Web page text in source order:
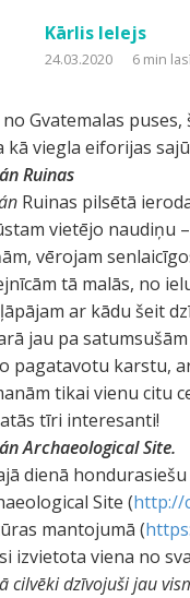
Kārlis Ielejs
24.03.2020 6 min
no Gvatemalas
kā viegla eiforijas
Ruinas
Ruinas pilsētā
vietējo naudiņu
vērojam
tā malās, no
ar kādu šeit
jau pa
pagatavotu karstu,
tikai vienu citu
tīri interesanti!
Archaeological Site.
dienā
Site (http://
mantojumā (
izvietota viena no
cilvēki dzīvojuši jau